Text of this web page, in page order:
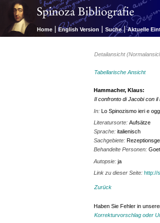
Home | English Version | Suche | Aktuelle
Detailansicht
Tabellarische Ansicht
Hammacher, Klaus:
Il confronto di Jacobi con
In:Lo Spinozismo ieri e
Literatursorte:Aufsätze
Sprache:italienisch
Sachgebiete:
Behandelte Personen:
Autopsie:ja
Link zu dieser Seite:http://
Zurück
Haben Sie Fehler in
Korrekturvorschlag oder